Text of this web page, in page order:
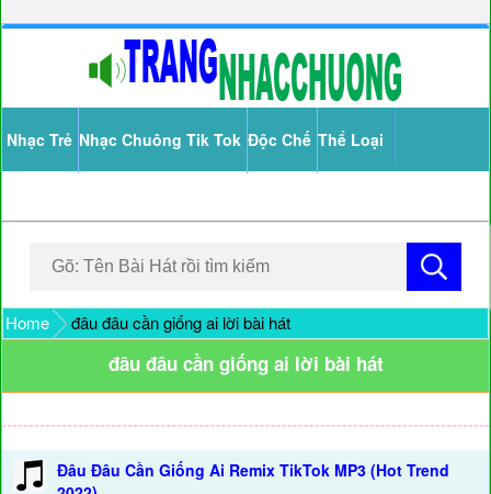
Nhạc Trẻ Nhạc Chuông Tik Tok Độc Chế Thể Loại
Home đâu đâu cần giống ai lời bài hát
đâu đâu cần giống ai lời bài hát
Đâu Đâu Cần Giống Ai Remix TikTok MP3 (Hot Trend